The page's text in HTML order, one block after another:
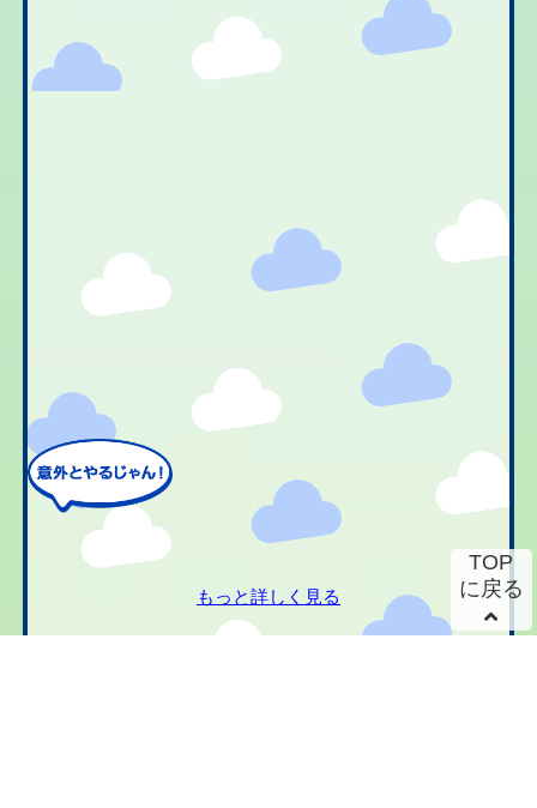
もっと詳しく見る
TOP
に戻る